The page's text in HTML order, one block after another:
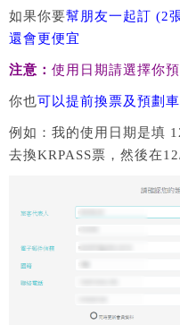
如果你要幫朋友一起訂 (2
還會更便宜
注意： 使用日期請選擇你
你也可以提前換票及預劃
例如：我的使用日期是填
去換KRPASS票，然後在